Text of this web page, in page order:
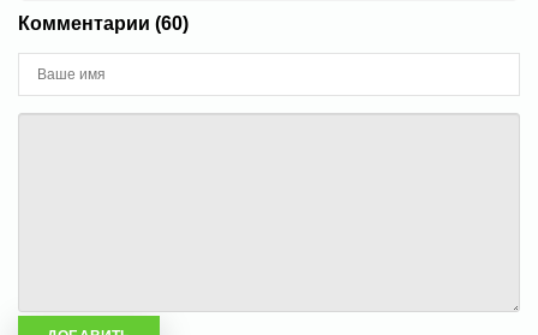
Комментарии (60)